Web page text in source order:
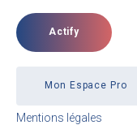
Actify
Mon Espace Pro
Mentions légales